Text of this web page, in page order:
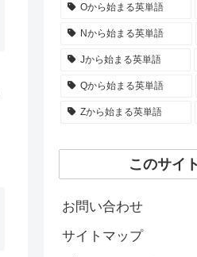
Oから始まる英単語
Nから始まる英単語
Jから始まる英単語
Qから始まる英単語
Zから始まる英単語
このサイ
お問い合わせ
サイトマップ